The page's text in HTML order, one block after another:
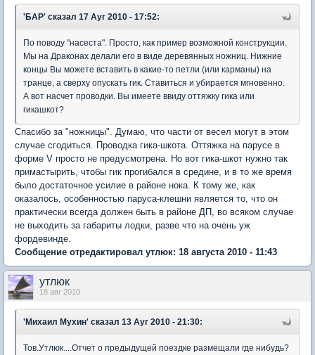
'БАР' сказал 17 Ауг 2010 - 17:52:
По поводу "насеста". Просто, как пример возможной конструкции.
Мы на Драконах делали его в виде деревянных ножниц. Нижние
концы Вы можете вставить в какие-то петли (или карманы) на
транце, а сверху опускать гик. Ставиться и убирается мгновенно.
А вот насчет проводки. Вы имеете ввиду оттяжку гика или
гикашкот?
Спасибо за "ножницы". Думаю, что части от весел могут в этом
случае сгодиться. Проводка гика-шкота. Оттяжка на парусе в
форме V просто не предусмотрена. Но вот гика-шкот нужно так
примастырить, чтобы гик прогибался в средине, и в то же время
было достаточное усилие в районе нока. К тому же, как
оказалось, особенностью паруса-клешни является то, что он
практически всегда должен быть в районе ДП, во всяком случае
не выходить за габариты лодки, разве что на очень уж
фордевинде.
Сообщение отредактировал утлюк: 18 августа 2010 - 11:43
утлюк
18 авг 2010
'Михаил Мухин' сказал 13 Ауг 2010 - 21:30:
Тов.Утлюк....Отчет о предыдущей поездке размещали где нибудь?